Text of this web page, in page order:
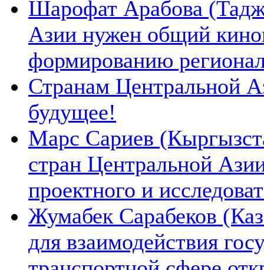
Шарофат Арабова
Азии нужен общий
формированию
Странам Центральной
будущее!
Марс Сариев
стран Центральной
проектного и
Жумабек Сарабеков
для взаимодействия